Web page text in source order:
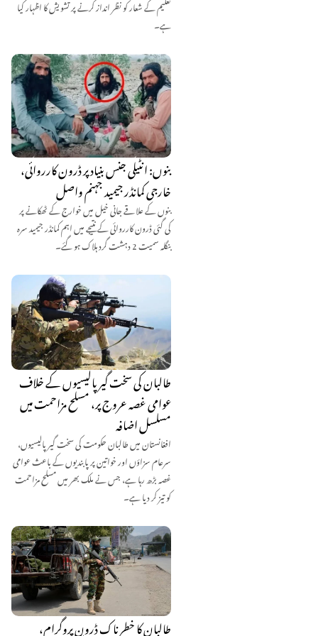
تعلیم کے شعار کو نظر انداز کرنے پر تشویش کا اظہار کیا
ہے۔
بنوں: انٹیلی جنس بنیاد پر ڈرون کارروائی،
خارجی کمانڈر جیمید جہنم واصل
بنوں کے علاقے جانی خیل میں خوارج کے ٹھکانے پر
کی گئی ڈرون کارروائی کے نتیجے میں اہم کمانڈر جیمید سرہ
بنگلہ سمیت 2 دہشت گرد ہلاک ہو گئے۔
طالبان کی سخت گیر پالیسیوں کے خلاف
عوامی غصہ عروج پر، مسلح مزاحمت میں
مسلسل اضافہ
افغانستان میں طالبان حکومت کی سخت گیر پالیسیوں،
سرعام سزاؤں اور خواتین پر پابندیوں کے باعث عوامی
غصہ بڑھ رہا ہے، جس نے ملک بھر میں مسلح مزاحمت
کو تیز کر دیا ہے۔
طالبان کا خطرناک ڈرون پروگرام،